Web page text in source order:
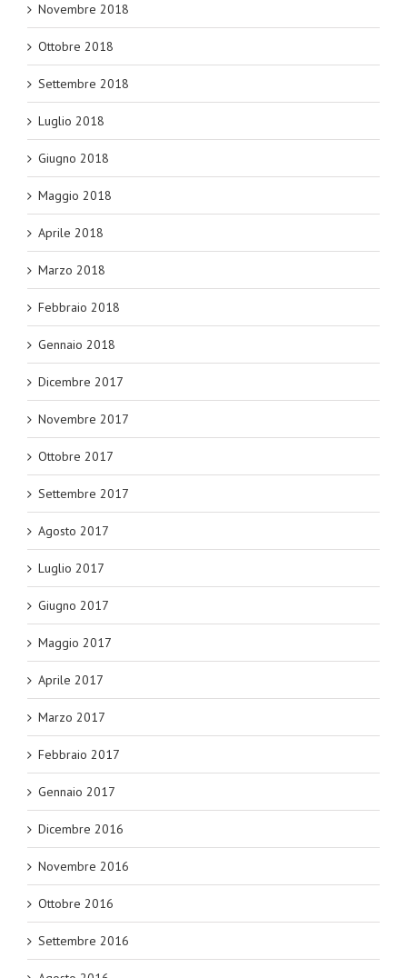
Novembre 2018
Ottobre 2018
Settembre 2018
Luglio 2018
Giugno 2018
Maggio 2018
Aprile 2018
Marzo 2018
Febbraio 2018
Gennaio 2018
Dicembre 2017
Novembre 2017
Ottobre 2017
Settembre 2017
Agosto 2017
Luglio 2017
Giugno 2017
Maggio 2017
Aprile 2017
Marzo 2017
Febbraio 2017
Gennaio 2017
Dicembre 2016
Novembre 2016
Ottobre 2016
Settembre 2016